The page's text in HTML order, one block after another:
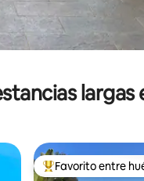
largas
De los mejores en
Favorito entre